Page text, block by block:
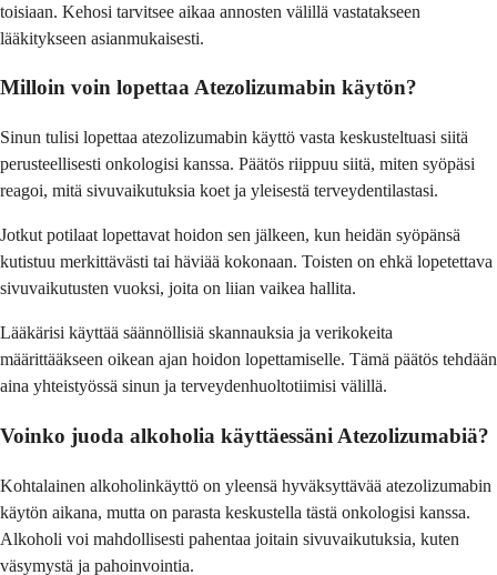
toisiaan. Kehosi tarvitsee aikaa annosten välillä vastatakseen
lääkitykseen asianmukaisesti.
Milloin voin lopettaa Atezolizumabin käytön?
Sinun tulisi lopettaa atezolizumabin käyttö vasta keskusteltuasi siitä
perusteellisesti onkologisi kanssa. Päätös riippuu siitä, miten syöpäsi
reagoi, mitä sivuvaikutuksia koet ja yleisestä terveydentilastasi.
Jotkut potilaat lopettavat hoidon sen jälkeen, kun heidän syöpänsä
kutistuu merkittävästi tai häviää kokonaan. Toisten on ehkä lopetettava
sivuvaikutusten vuoksi, joita on liian vaikea hallita.
Lääkärisi käyttää säännöllisiä skannauksia ja verikokeita
määrittääkseen oikean ajan hoidon lopettamiselle. Tämä päätös tehdään
aina yhteistyössä sinun ja terveydenhuoltotiimisi välillä.
Voinko juoda alkoholia käyttäessäni Atezolizumabiä?
Kohtalainen alkoholinkäyttö on yleensä hyväksyttävää atezolizumabin
käytön aikana, mutta on parasta keskustella tästä onkologisi kanssa.
Alkoholi voi mahdollisesti pahentaa joitain sivuvaikutuksia, kuten
väsymystä ja pahoinvointia.